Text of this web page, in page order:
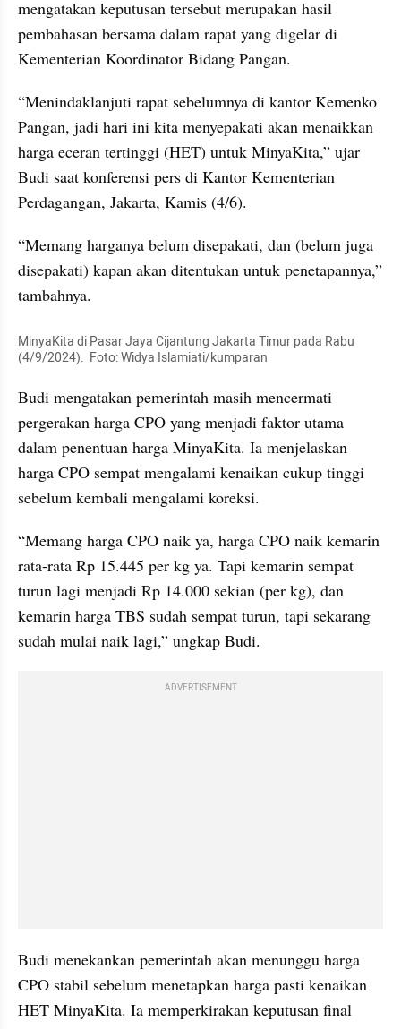
mengatakan keputusan tersebut merupakan hasil
pembahasan bersama dalam rapat yang digelar di
Kementerian Koordinator Bidang Pangan.
“Menindaklanjuti rapat sebelumnya di kantor Kemenko
Pangan, jadi hari ini kita menyepakati akan menaikkan
harga eceran tertinggi (HET) untuk MinyaKita,” ujar
Budi saat konferensi pers di Kantor Kementerian
Perdagangan, Jakarta, Kamis (4/6).
“Memang harganya belum disepakati, dan (belum juga
disepakati) kapan akan ditentukan untuk penetapannya,”
tambahnya.
MinyaKita di Pasar Jaya Cijantung Jakarta Timur pada Rabu
(4/9/2024).  Foto: Widya Islamiati/kumparan
Budi mengatakan pemerintah masih mencermati
pergerakan harga CPO yang menjadi faktor utama
dalam penentuan harga MinyaKita. Ia menjelaskan
harga CPO sempat mengalami kenaikan cukup tinggi
sebelum kembali mengalami koreksi.
“Memang harga CPO naik ya, harga CPO naik kemarin
rata-rata Rp 15.445 per kg ya. Tapi kemarin sempat
turun lagi menjadi Rp 14.000 sekian (per kg), dan
kemarin harga TBS sudah sempat turun, tapi sekarang
sudah mulai naik lagi,” ungkap Budi.
ADVERTISEMENT
Budi menekankan pemerintah akan menunggu harga
CPO stabil sebelum menetapkan harga pasti kenaikan
HET MinyaKita. Ia memperkirakan keputusan final